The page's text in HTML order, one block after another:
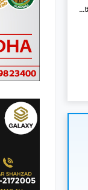
بحریہ ٹاؤن فیز 8 ۔ عثمان بلاک بحریہ ٹاؤن فیز 8 ۔ سفاری ویلی,بحریہ ٹاؤن فیز 8,بحریہ ٹاؤن راولپنڈی,راولپنڈی میں 5 کمروں کا 7 مرلہ مکان 80.0 ہزار میں کرایہ پر دستیاب ہے۔